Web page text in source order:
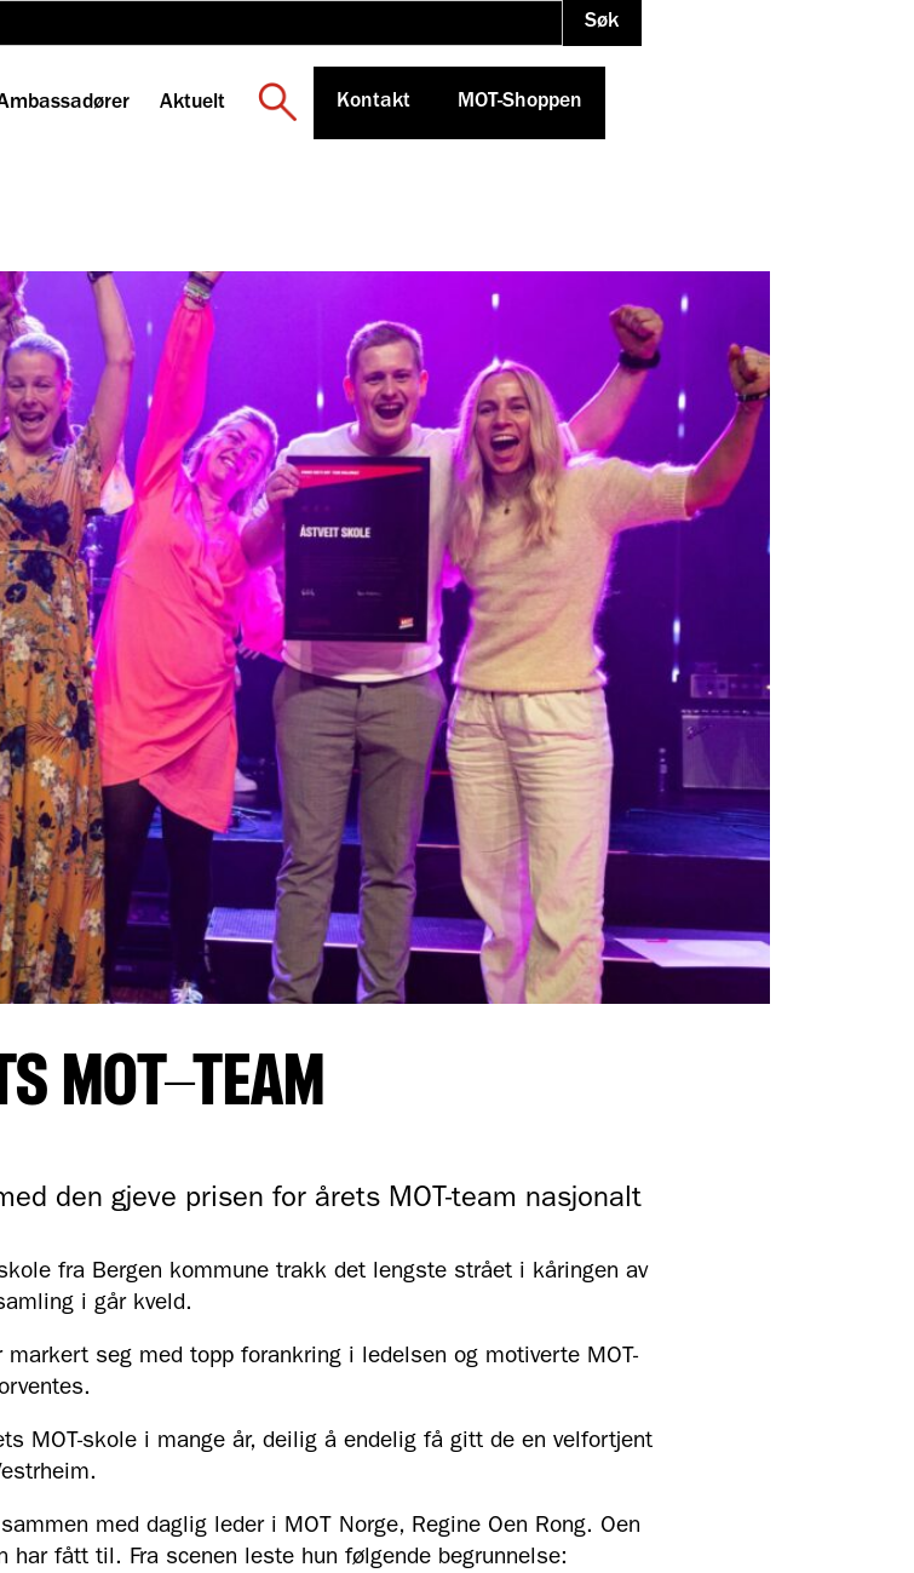
Aktuelt Kontakt MOT-Shoppen
MOT-TEAM
den gjeve prisen for årets MOT-team nasjonalt
fra Bergen kommune trakk det lengste strået i kåringen av
i går kveld.
seg med topp forankring i ledelsen og motiverte MOT-
MOT-skole i mange år, deilig å endelig få gitt de en velfortjent
med daglig leder i MOT Norge, Regine Oen Rong. Oen
har fått til. Fra scenen leste hun følgende begrunnelse: